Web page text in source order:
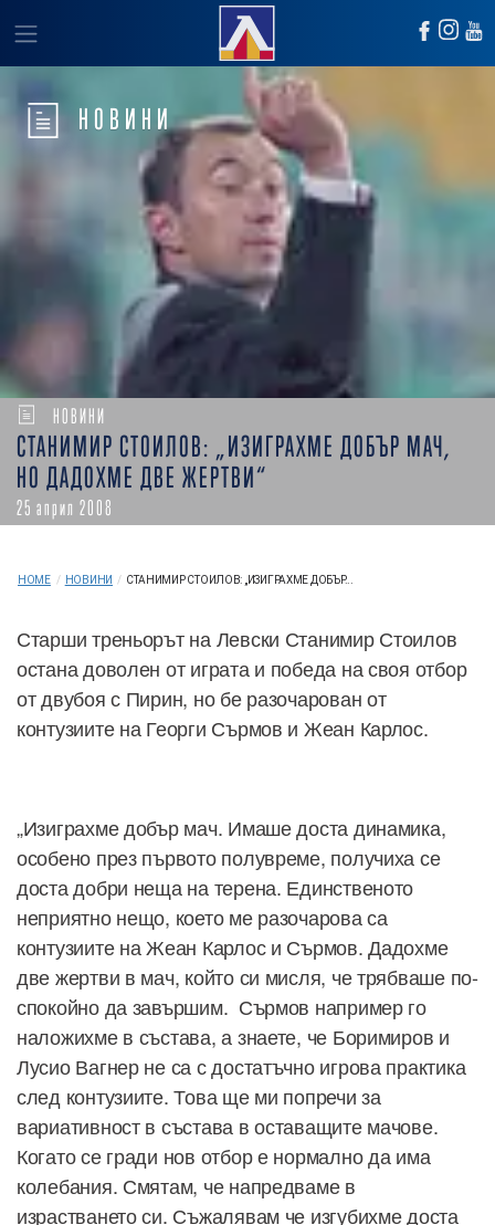
НОВИНИ
НОВИНИ
СТАНИМИР СТОИЛОВ: „ИЗИГРАХМЕ ДОБЪР МАЧ,
НО ДАДОХМЕ ДВЕ ЖЕРТВИ“
25 април 2008
HOME / НОВИНИ / СТАНИМИР СТОИЛОВ: „ИЗИГРАХМЕ ДОБЪР...
Старши треньорът на Левски Станимир Стоилов
остана доволен от играта и победа на своя отбор
от двубоя с Пирин, но бе разочарован от
контузиите на Георги Сърмов и Жеан Карлос.
„Изиграхме добър мач. Имаше доста динамика,
особено през първото полувреме, получиха се
доста добри неща на терена. Единственото
неприятно нещо, което ме разочарова са
контузиите на Жеан Карлос и Сърмов. Дадохме
две жертви в мач, който си мисля, че трябваше по-
спокойно да завършим. Сърмов например го
наложихме в състава, а знаете, че Боримиров и
Лусио Вагнер не са с достатъчно игрова практика
след контузиите. Това ще ми попречи за
вариативност в състава в оставащите мачове.
Когато се гради нов отбор е нормално да има
колебания. Смятам, че напредваме в
израстването си. Съжалявам че изгубихме доста